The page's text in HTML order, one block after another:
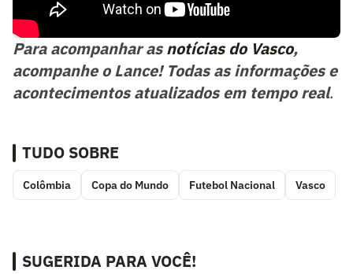
Para acompanhar asnotícias do Vasco,
acompanhe o Lance! Todas as informações e
acontecimentos atualizados em tempo real.
TUDO SOBRE
Colômbia Copa do Mundo Futebol Nacional Vasco
SUGERIDA PARA VOCÊ!